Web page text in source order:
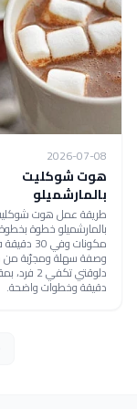
2026-07-08
هوت شوكليت
بالمارشميلو
طريقة عمل هوت
مكونات وفي
وصفة سهلة ومجرّبة
دلوقتي تكفي 2
دقيقة وخطوات واضحة.